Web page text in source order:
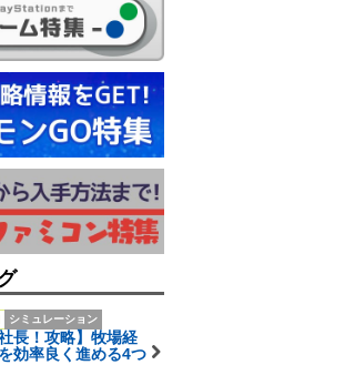
シミュレーション
長！攻略】牧場経
効率良く進める4つ